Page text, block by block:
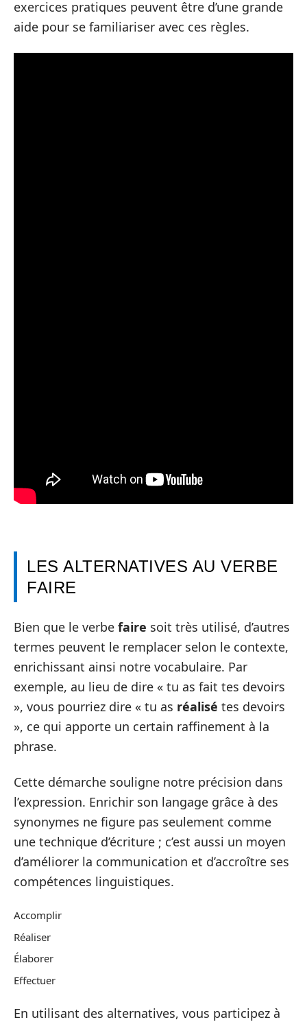
exercices pratiques peuvent être d’une grande
aide pour se familiariser avec ces règles.
LES ALTERNATIVES AU VERBE
FAIRE
Bien que le verbe faire soit très utilisé, d’autres
termes peuvent le remplacer selon le contexte,
enrichissant ainsi notre vocabulaire. Par
exemple, au lieu de dire « tu as fait tes devoirs
», vous pourriez dire « tu as réalisé tes devoirs
», ce qui apporte un certain raffinement à la
phrase.
Cette démarche souligne notre précision dans
l’expression. Enrichir son langage grâce à des
synonymes ne figure pas seulement comme
une technique d’écriture ; c’est aussi un moyen
d’améliorer la communication et d’accroître ses
compétences linguistiques.
Accomplir
Réaliser
Élaborer
Effectuer
En utilisant des alternatives, vous participez à